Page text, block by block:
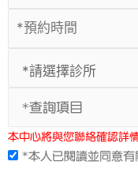
*查詢項目
本中心將與您聯絡確認詳
*本人已閱讀並同意有